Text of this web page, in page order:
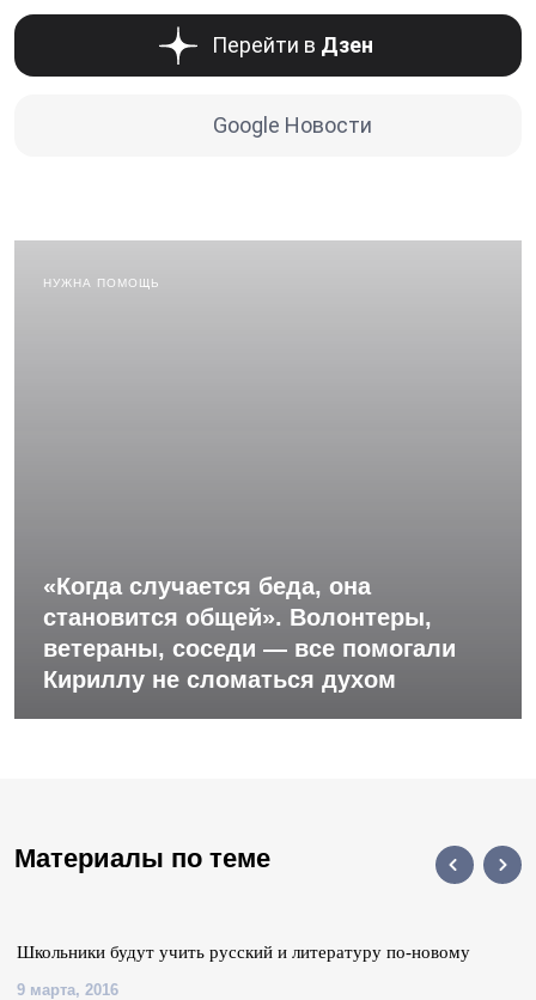
Перейти в Дзен
Google Новости
НУЖНА ПОМОЩЬ
«Когда случается беда, она
становится общей». Волонтеры,
ветераны, соседи — все помогали
Кириллу не сломаться духом
Материалы по теме
Школьники будут учить русский и литературу по-новому
9 марта, 2016